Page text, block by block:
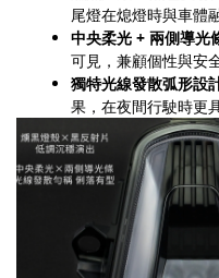
尾燈在熄燈時與車體
中央柔光 + 兩側導光
可見，兼顧個性與安全
獨特光線發散弧形設
果，在夜間行駛時更